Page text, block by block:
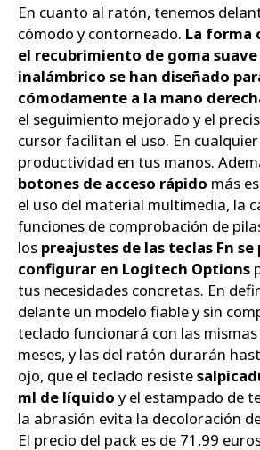
En cuanto al ratón, tenemos
cómodo y contorneado. La forma
el recubrimiento de goma
inalámbrico se han diseñado
cómodamente a la mano
el seguimiento mejorado y el
cursor facilitan el uso. En
productividad en tus manos.
botones de acceso rápido más
el uso del material multimedia, la
funciones de comprobación de
los preajustes de las teclas Fn se
configurar en Logitech Options
tus necesidades concretas. En
delante un modelo fiable y sin
teclado funcionará con las
meses, y las del ratón durarán
ojo, que el teclado resiste
ml de líquido y el estampado de
la abrasión evita la decoloración
El precio del pack es de 71,99